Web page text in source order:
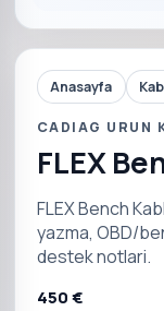
Anasayfa
CADIAG URUN
FLEX
FLEX Bench
yazma, OBD/
destek notlari.
450 €